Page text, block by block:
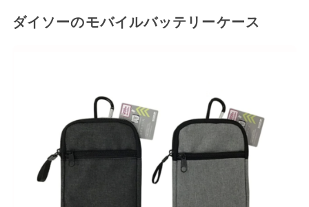
ダイソーのモバイルバッテリーケース